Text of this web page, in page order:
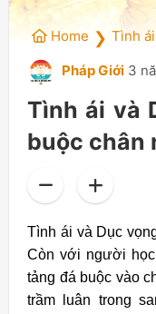
Home ❯ Tình
Pháp Giới 3
Tình ái và
buộc chân
Tình ái và Dục
Còn với người
tảng đá buộc vào
trầm luân trong